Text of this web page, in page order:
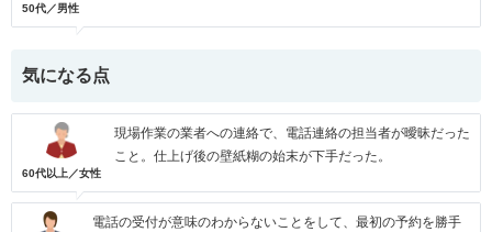
50代／男性
気になる点
60代以上／女性
現場作業の業者への連絡で、電話連絡の担当者が曖昧だった
こと。仕上げ後の壁紙糊の始末が下手だった。
電話の受付が意味のわからないことをして、最初の予約を勝手